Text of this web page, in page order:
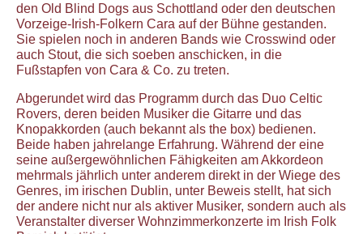
den Old Blind Dogs aus Schottland oder den deutschen
Vorzeige-Irish-Folkern Cara auf der Bühne gestanden.
Sie spielen noch in anderen Bands wie Crosswind oder
auch Stout, die sich soeben anschicken, in die
Fußstapfen von Cara & Co. zu treten.
Abgerundet wird das Programm durch das Duo Celtic
Rovers, deren beiden Musiker die Gitarre und das
Knopakkorden (auch bekannt als the box) bedienen.
Beide haben jahrelange Erfahrung. Während der eine
seine außergewöhnlichen Fähigkeiten am Akkordeon
mehrmals jährlich unter anderem direkt in der Wiege des
Genres, im irischen Dublin, unter Beweis stellt, hat sich
der andere nicht nur als aktiver Musiker, sondern auch als
Veranstalter diverser Wohnzimmerkonzerte im Irish Folk